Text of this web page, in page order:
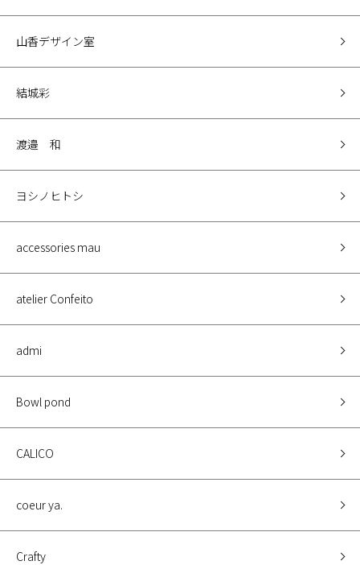
山香デザイン室
結城彩
渡邉 和
ヨシノヒトシ
accessories mau
atelier Confeito
admi
Bowl pond
CALICO
coeur ya.
Crafty